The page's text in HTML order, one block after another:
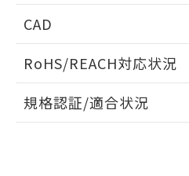
端子配置/内部接続
開閉容量
CAD
ドすることができます。
ログイン/
RoHS/REACH対応状況
MKS3PIN AC6のRoHS対応状況
規格認証/適合状況